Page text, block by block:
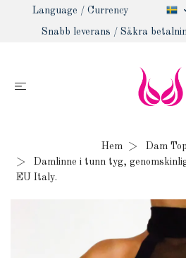
Language / Currency
Snabb leverans / Säkra
Hem
Dam
Damlinne i tunn tyg,
EU Italy.